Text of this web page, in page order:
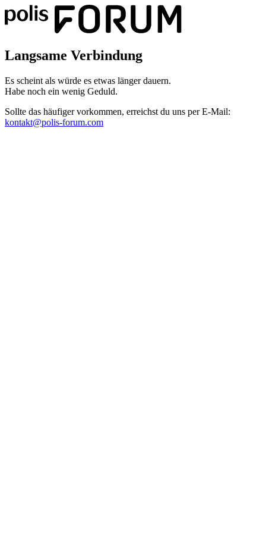
Langsame Verbindung
Es scheint als würde es etwas länger dauern.
Habe noch ein wenig Geduld.
Sollte das häufiger vorkommen, erreichst du uns per E-Mail:
kontakt@polis-forum.com